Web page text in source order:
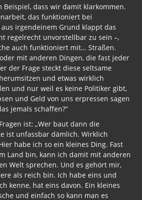
Beispiel, dass wir damit klarkommen.
das funktioniert bei
irgendeinem Grund klappt das
regelrecht unvorstellbar zu sein –,
auch funktioniert mit… Straßen.
mit anderen Dingen, die fast jeder
der Frage steckt diese seltsame
und etwas wirklich
und nur weil es keine Politiker gibt,
und Geld von uns erpressen sagen
jemals schaffen?“
ist: „Wer baut dann die
ist unfassbar dämlich. Wirklich
habe ich so ein kleines Ding. Fast
Land bin, kann ich damit mit anderen
Welt sprechen. Und es gehört mir,
als reich bin. Ich habe eins und
kenne, hat eins davon. Ein kleines
und einfach so kann man es